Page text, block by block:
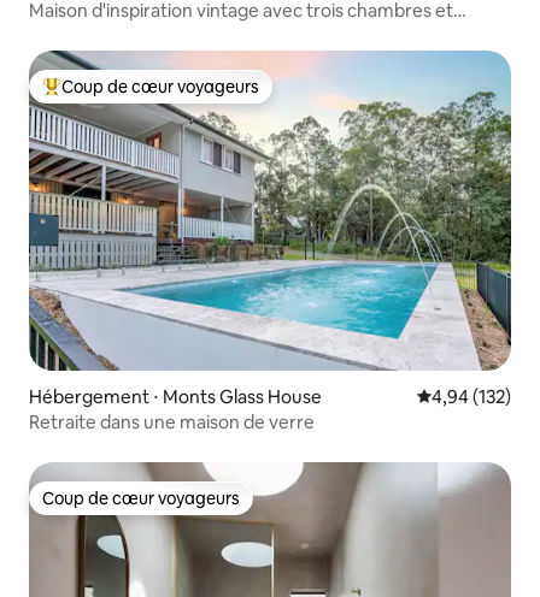
Maison d'inspiration vintage avec trois chambres et
Coups de cœur voyageurs les plus appréciés
Coup de cœur voyageurs
Hébergement ⋅ Monts Glass House Évaluation
4,94 (132)
Retraite dans une maison de verre
Coup de cœur voyageurs
Coup de cœur voyageurs